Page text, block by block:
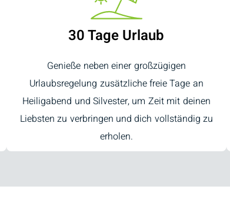
30 Tage Urlaub
Genieße neben einer großzügigen
Urlaubsregelung zusätzliche freie Tage an
Heiligabend und Silvester, um Zeit mit deinen
Liebsten zu verbringen und dich vollständig zu
erholen.